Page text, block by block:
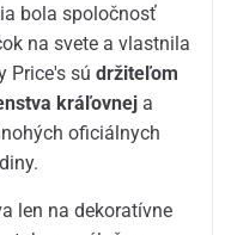
bola spoločnosť
na svete a vlastnila
Price's súdržiteľom
kráľovnej a
oficiálnych
len na dekoratívne